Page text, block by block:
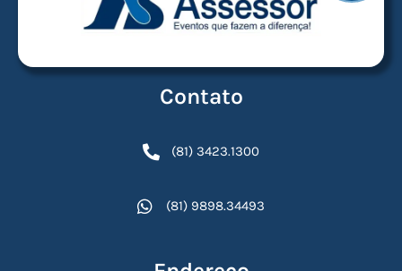
Contato
(81) 3423.1300
(81) 9898.34493